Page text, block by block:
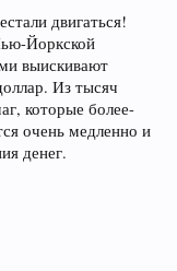
двигаться!
Йоркской
выискивают
Из тысяч
которые более-
очень медленно и
денег.